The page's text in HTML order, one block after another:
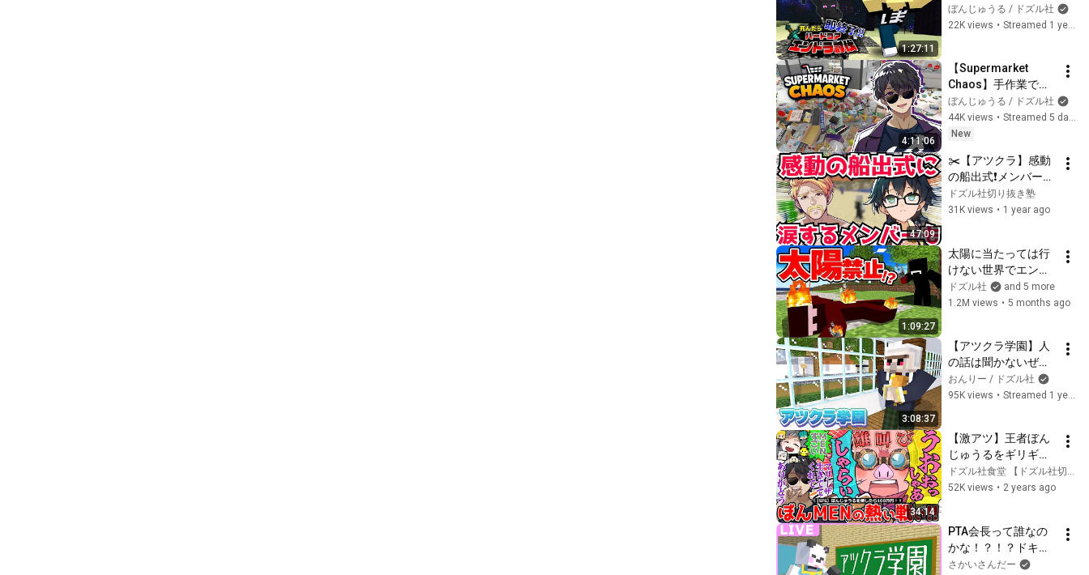
1:27:11
アエンドラ討伐【ぼ
んじゅうる視点】
ぼんじゅうる / ドズル社
22K views • Streamed 1 year ago
4:11:06
【Supermarket
Chaos】手作業で
2628個の商品を片付
けましょう
ぼんじゅうる / ドズル社
44K views •
Streamed 5 days ago
New
47:09
✂️【アツクラ】感動
の船出式❗メンバーの
思いのこもった言葉
で感無量のラストに
ドズル社切り抜き塾
31K views • 1 year ago
1:09:27
太陽に当たっては行
けない世界でエンド
ラ討伐【マイクラ】
ドズル社
and 5 more
1.2M views • 5 months ago
3:08:37
【アツクラ学園】人
の話は聞かないぜ！
何作ればいいか聞い
てないぜ！
おんりー / ドズル社
95K views • Streamed 1 year ago
34:14
【激アツ】王者ぼん
じゅうるをギリギリ
まで追い詰めたMEN
🔥ふたりの戦いが熱
戦さん達の反応【ド
ズル社/切り抜き】
【ぼんじゅうる/おお
ドズル社食堂 【ドズル社切り抜き】
52K views • 2 years ago
PTA会長って誰なの
かな！？！？ドキド
キ【マイクラ/ゆっく
さかいさんだー